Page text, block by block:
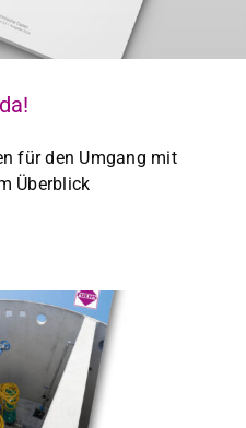
für den Umgang mit
Überblick